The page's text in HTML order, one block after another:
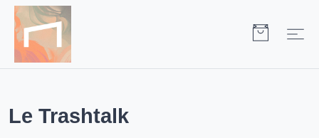
Le Trashtalk